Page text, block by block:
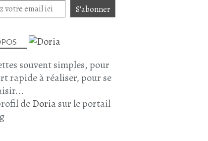
souvent simples, pour
rapide à réaliser, pour se
deDoriasur le portail